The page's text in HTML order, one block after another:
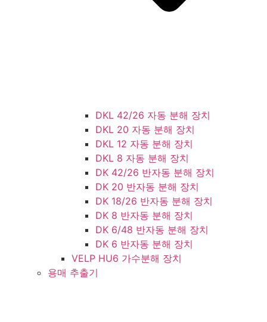
DKL 42/26 자동 분해 장치
DKL 20 자동 분해 장치
DKL 12 자동 분해 장치
DKL 8 자동 분해 장치
DK 42/26 반자동 분해 장치
DK 20 반자동 분해 장치
DK 18/26 반자동 분해 장치
DK 8 반자동 분해 장치
DK 6/48 반자동 분해 장치
DK 6 반자동 분해 장치
VELP HU6 가수분해 장치
용매 추출기